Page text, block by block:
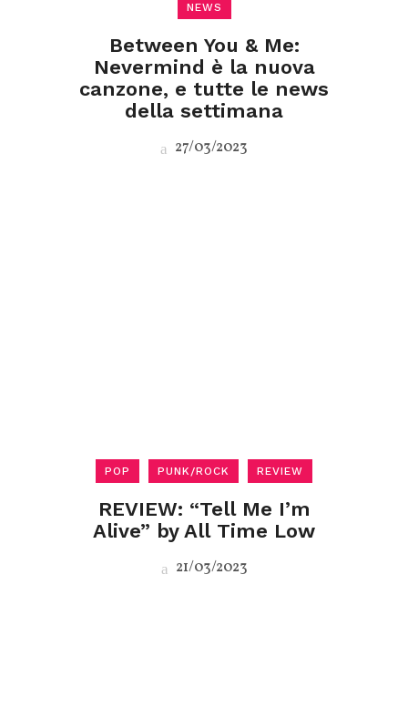
NEWS
Between You & Me:
Nevermind è la nuova
canzone, e tutte le news
della settimana
27/03/2023
POP PUNK/ROCK REVIEW
REVIEW: “Tell Me I’m
Alive” by All Time Low
21/03/2023